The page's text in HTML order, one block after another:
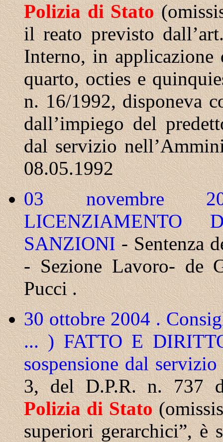
Polizia di Stato
il reato previsto
Interno, in applicazione
quarto, octies e
n. 16/1992, disponeva
dall’impiego del
dal servizio
08.05.1992
03 novembre
LICENZIAMENTO
SANZIONI- Sentenza
- Sezione Lavoro- de
Pucci .
30 ottobre 2004 .
... ) FATTO E
sospensione dal
3, del D.P.R. n. 737
Polizia di Stato
superiori gerarchici”, è